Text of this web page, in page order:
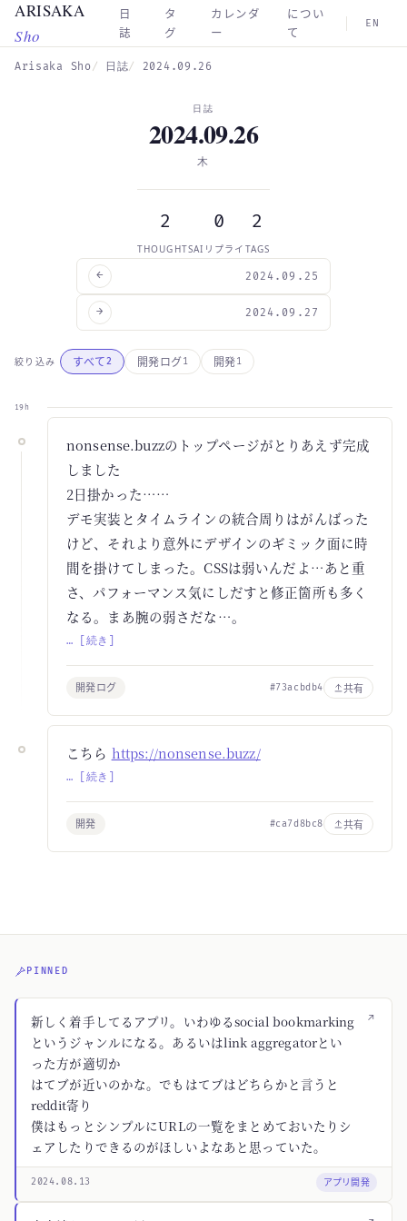
Skip to main content
ARISAKA
Sho
日
誌
タ
グ
カレンダ
ー
につい
て
EN
Arisaka Sho 日誌 2024.09.26
← 2024.09.25
日誌
2024.09.26
木
2
THOUGHTS
0
AIリプライ
2
TAGS
2024.09.27
→
絞り込み すべて2 開発ログ1 開発1
19h
nonsense.buzzのトップページがとりあえず完成
しました
2日掛かった……
デモ実装とタイムラインの統合周りはがんばった
けど、それより意外にデザインのギミック面に時
間を掛けてしまった。CSSは弱いんだよ…あと重
さ、パフォーマンス気にしだすと修正箇所も多く
なる。まあ腕の弱さだな…。
… [続き]
開発ログ #73acbdb4 共有
こちら https://nonsense.buzz/
… [続き]
開発 #ca7d8bc8 共有
PINNED
↗
新しく着手してるアプリ。いわゆるsocial bookmarking
というジャンルになる。あるいはlink aggregatorとい
った方が適切か
はてブが近いのかな。でもはてブはどちらかと言うと
reddit寄り
僕はもっとシンプルにURLの一覧をまとめておいたりシ
ェアしたりできるのがほしいよなあと思っていた。
2024.08.13 アプリ開発